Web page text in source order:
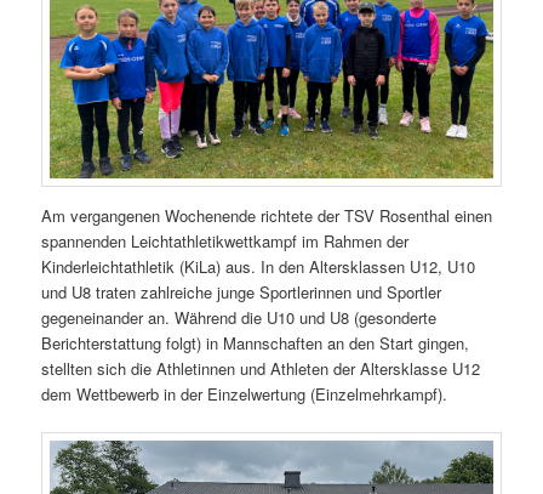
Am vergangenen Wochenende richtete der TSV Rosenthal einen
spannenden Leichtathletikwettkampf im Rahmen der
Kinderleichtathletik (KiLa) aus. In den Altersklassen U12, U10
und U8 traten zahlreiche junge Sportlerinnen und Sportler
gegeneinander an. Während die U10 und U8 (gesonderte
Berichterstattung folgt) in Mannschaften an den Start gingen,
stellten sich die Athletinnen und Athleten der Altersklasse U12
dem Wettbewerb in der Einzelwertung (Einzelmehrkampf).